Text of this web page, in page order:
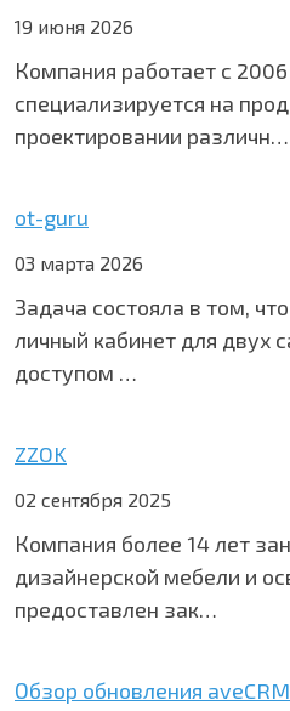
19 июня 2026
Компания работает с
специализируется на
проектировании различн…
ot-guru
03 марта 2026
Задача состояла в том,
личный кабинет для двух
доступом …
ZZOK
02 сентября 2025
Компания более 14 лет
дизайнерской мебели и
предоставлен зак…
Обзор обновления aveCRM